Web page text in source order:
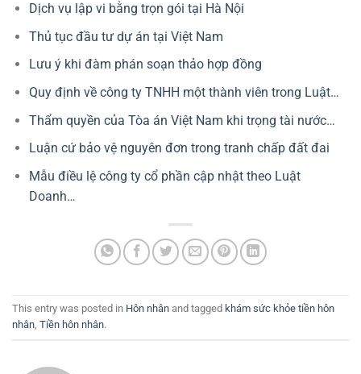
Dịch vụ lập vi bằng trọn gói tại Hà Nội
Thủ tục đầu tư dự án tại Việt Nam
Lưu ý khi đàm phán soạn thảo hợp đồng
Quy định về công ty TNHH một thành viên trong Luật…
Thẩm quyền của Tòa án Việt Nam khi trọng tài nước…
Luận cứ bảo vệ nguyên đơn trong tranh chấp đất đai
Mẫu điều lệ công ty cổ phần cập nhật theo Luật
Doanh…
This entry was posted in Hôn nhân and tagged khám sức khỏe tiền hôn
nhân, Tiền hôn nhân.